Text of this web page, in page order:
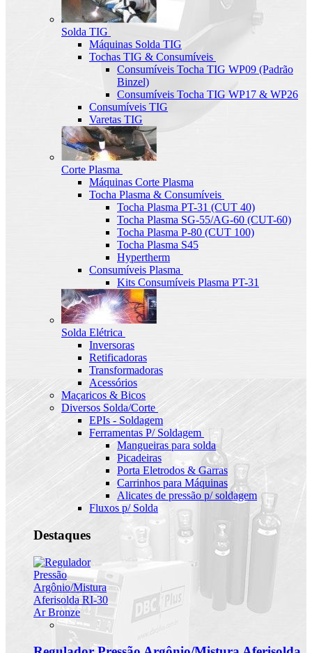
Solda TIG
Máquinas Solda TIG
Tochas TIG & Consumíveis
Consumíveis Tocha TIG WP09 (Padrão
Binzel)
Consumíveis Tocha TIG WP17 & WP26
Consumíveis TIG
Varetas TIG
Corte Plasma
Máquinas Corte Plasma
Tocha Plasma & Consumíveis
Tocha Plasma PT-31 (CUT 40)
Tocha Plasma SG-55/AG-60 (CUT-60)
Tocha Plasma P-80 (CUT 100)
Tocha Plasma S45
Hypertherm
Consumíveis Plasma
Kits Consumíveis Plasma PT-31
Solda Elétrica
Inversoras
Retificadoras
Transformadoras
Acessórios
Maçaricos & Bicos
Diversos Solda/Corte
EPIs - Soldagem
Ferramentas P/ Soldagem
Mangueiras para solda
Picadeiras
Porta Eletrodos & Garras
Carrinhos para Máquinas
Alicates de pressão p/ soldagem
Fluxos p/ Solda
Destaques